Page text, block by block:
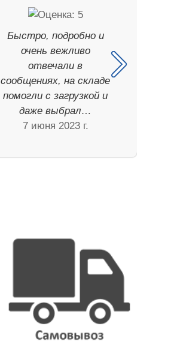
Быстро, подробно и
очень вежливо
отвечали в
сообщениях, на складе
помогли с загрузкой и
даже выбрал…
7 июня 2023 г.